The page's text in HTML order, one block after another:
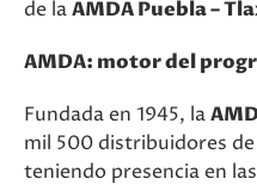
de laAMDA Puebla –
AMDA: motor del
Fundada en 1945, la
mil 500 distribuidores
teniendo presencia en